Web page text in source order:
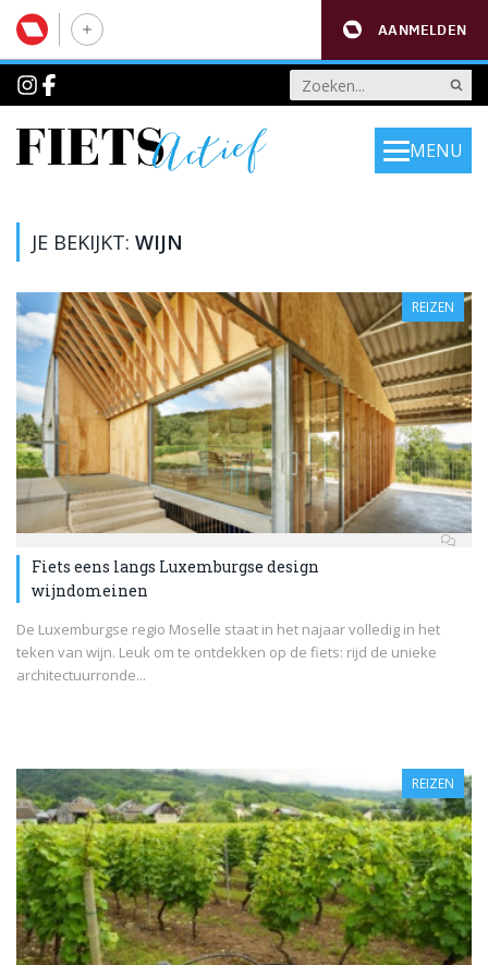
AANMELDEN
MENU
JE BEKIJKT: WIJN
REIZEN
Fiets eens langs Luxemburgse design
wijndomeinen
De Luxemburgse regio Moselle staat in het najaar volledig in het
teken van wijn. Leuk om te ontdekken op de fiets: rijd de unieke
architectuurronde...
REIZEN